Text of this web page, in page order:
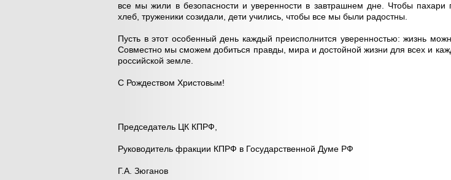
все мы жили в безопасности и уверенности в завтрашнем дне. Чтобы
хлеб, труженики созидали, дети учились, чтобы все мы были радостны.
Пусть в этот особенный день каждый преисполнится уверенностью: жизнь
Совместно мы сможем добиться правды, мира и достойной жизни для всех и
российской земле.
С Рождеством Христовым!
Председатель ЦК КПРФ,
Руководитель фракции КПРФ в Государственной Думе РФ
Г.А. Зюганов